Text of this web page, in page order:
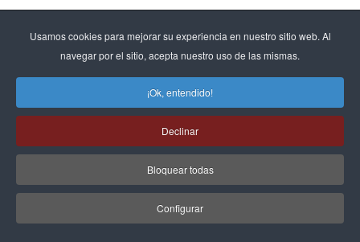
Usamos cookies para mejorar su experiencia en nuestro sitio web. Al
navegar por el sitio, acepta nuestro uso de las mismas.
¡Ok, entendido!
Declinar
Bloquear todas
Configurar
Entrevista publicada en Executive Excellence nº95 sep12